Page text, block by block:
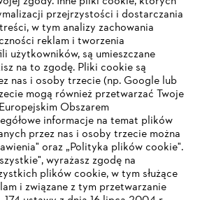
#STIHL
przejrzystości i dostarczania
w tym analizy zachowania
reklam i tworzenia
użytkowników, są umieszczane
na to zgodę. Pliki cookie są
nas i osoby trzecie (np. Google lub
mogą również przetwarzać Twoje
Obszarem
informacje na temat plików
przez nas i osoby trzecie można
oraz „Polityka plików cookie".
wyrażasz zgodę na
plików cookie, w tym służące
i związane z tym przetwarzanie